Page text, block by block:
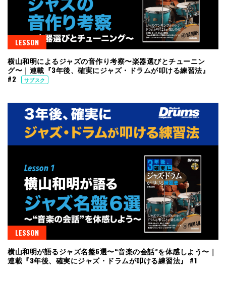
LESSON
横山和明によるジャズの音作り考察〜楽器選びとチューニン
グ〜｜連載『3年後、確実にジャズ・ドラムが叩ける練習法』
#2
サブスク
LESSON
横山和明が語るジャズ名盤6選〜“音楽の会話”を体感しよう〜｜
連載『3年後、確実にジャズ・ドラムが叩ける練習法』 #1